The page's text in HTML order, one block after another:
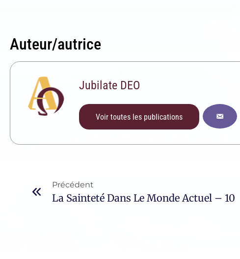
Auteur/autrice
Jubilate DEO
Voir toutes les publications
Précédent
La Sainteté Dans Le Monde Actuel – 10